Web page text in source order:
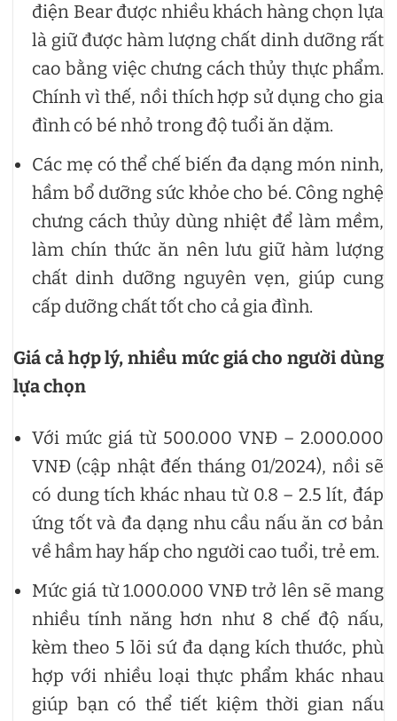
điện Bear được nhiều khách hàng chọn lựa
là giữ được hàm lượng chất dinh dưỡng rất
cao bằng việc chưng cách thủy thực phẩm.
Chính vì thế, nồi thích hợp sử dụng cho gia
đình có bé nhỏ trong độ tuổi ăn dặm.
Các mẹ có thể chế biến đa dạng món ninh,
hầm bổ dưỡng sức khỏe cho bé. Công nghệ
chưng cách thủy dùng nhiệt để làm mềm,
làm chín thức ăn nên lưu giữ hàm lượng
chất dinh dưỡng nguyên vẹn, giúp cung
cấp dưỡng chất tốt cho cả gia đình.
Giá cả hợp lý, nhiều mức giá cho người dùng
lựa chọn
Với mức giá từ 500.000 VNĐ – 2.000.000
VNĐ (cập nhật đến tháng 01/2024), nồi sẽ
có dung tích khác nhau từ 0.8 – 2.5 lít, đáp
ứng tốt và đa dạng nhu cầu nấu ăn cơ bản
về hầm hay hấp cho người cao tuổi, trẻ em.
Mức giá từ 1.000.000 VNĐ trở lên sẽ mang
nhiều tính năng hơn như 8 chế độ nấu,
kèm theo 5 lõi sứ đa dạng kích thước, phù
hợp với nhiều loại thực phẩm khác nhau
giúp bạn có thể tiết kiệm thời gian nấu